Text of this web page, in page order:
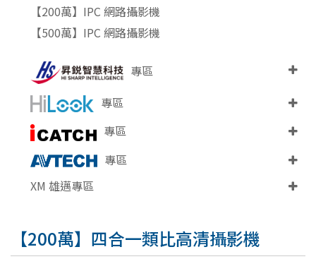
【200萬】IPC 網路攝影機
【500萬】IPC 網路攝影機
專區
專區
專區
專區
XM 雄邁專區
【200萬】四合一類比高清攝影機